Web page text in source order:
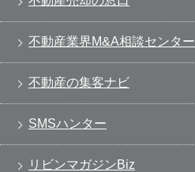
不動産業界M&A相談センター
不動産の集客ナビ
SMSハンター
リビンマガジンBiz